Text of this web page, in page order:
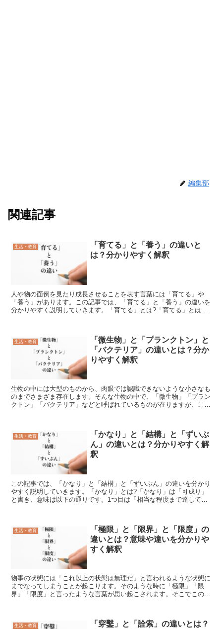
編集部
関連記事
生活・教育
「育てる」と「養う」の違いと
は？分かりやすく解釈
人や物の面倒を見たり成長させることを表す言葉には「育てる」や
「養う」があります。この記事では、「育てる」と「養う」の違いを
分かりやすく説明していきます。「育てる」とは?「育てる」とは人
生活・教育
「微生物」と「プランクトン」と
「バクテリア」の違いとは？分か
りやすく解釈
生物の中には大型のものから、肉眼では認識できないような小さなも
のまでさまざま存在します。そんな生物の中で、「微生物」「プラン
クトン」「バクテリア」などと呼ばれているものが在りますが、これ
生活・教育
「かなり」と「結構」と「ずいぶ
ん」の違いとは？分かりやすく解
釈
この記事では、「かなり」と「結構」と「ずいぶん」の違いを分かり
やすく説明していきます。「かなり」とは?「かなり」は「可成り」
と書き、意味は以下の通りです。1つ目は「相当な程度まで達してい
生活・教育
「極限」と「限界」と「限度」の
違いとは？意味や違いを分かりや
すく解釈
物事の状態には「これ以上の状態は無理だ」と言われるような状態に
までなってしまうことが起こります。そのような時に「極限」「限
界」「限度」と言ったような言葉が思い起こされます。そこでこの記
生活・教育
「穿鑿」と「詮索」の違いとは？